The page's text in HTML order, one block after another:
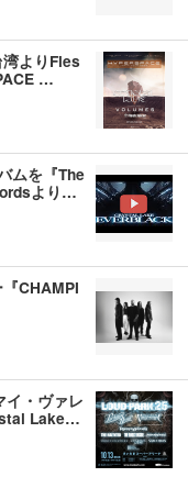
よりFles
…
ムを『The
より…
CHAMPI
イ・ヴァレ
Lake…